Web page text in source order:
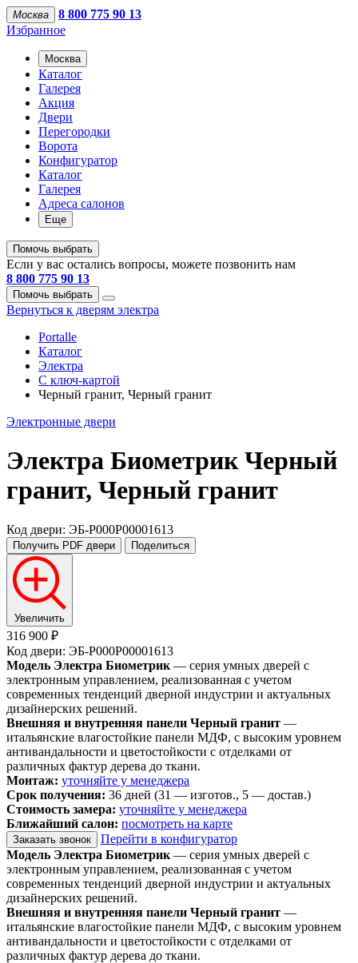
Москва
8 800 775 90 13
Избранное
Москва
Каталог
Галерея
Акция
Двери
Перегородки
Ворота
Конфигуратор
Каталог
Галерея
Адреса салонов
Еще
Помочь выбрать
Если у вас остались вопросы, можете позвонить нам
8 800 775 90 13
Помочь выбрать
Вернуться к дверям электра
Portalle
Каталог
Электра
С ключ-картой
Черный гранит, Черный гранит
Электронные двери
Электра Биометрик Черный
гранит, Черный гранит
Код двери: ЭБ-P000P00001613
Получить PDF двери Поделиться
Увеличить
316 900 ₽
Код двери: ЭБ-P000P00001613
Модель Электра Биометрик — серия умных дверей с
электронным управлением, реализованная с учетом
современных тенденций дверной индустрии и актуальных
дизайнерских решений.
Внешняя и внутренняя панели Черный гранит —
итальянские влагостойкие панели МДФ, с высоким уровнем
антивандальности и цветостойкости с отделками от
различных фактур дерева до ткани.
Монтаж: уточняйте у менеджера
Срок получения: 36 дней (31 — изготов., 5 — достав.)
Стоимость замера: уточняйте у менеджера
Ближайший салон: посмотреть на карте
Заказать звонок
Перейти в конфигуратор
Модель Электра Биометрик — серия умных дверей с
электронным управлением, реализованная с учетом
современных тенденций дверной индустрии и актуальных
дизайнерских решений.
Внешняя и внутренняя панели Черный гранит —
итальянские влагостойкие панели МДФ, с высоким уровнем
антивандальности и цветостойкости с отделками от
различных фактур дерева до ткани.